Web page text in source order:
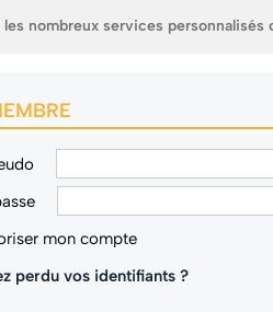
les nombreux services
mon compte
perdu vos identifiants ?